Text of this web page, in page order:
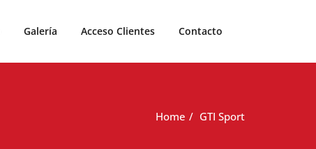
Galería Acceso Clientes Contacto
Home GTI Sport